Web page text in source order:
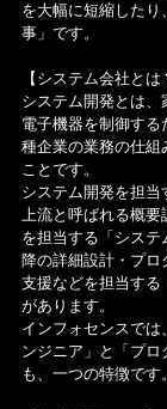
を大幅に短縮した
事」です。
【システム会社とは
システム開発とは
電子機器を制御す
種企業の業務の仕組
ことです。
システム開発を担
上流と呼ばれる概要
を担当する「シス
降の詳細設計・プロ
支援などを担当する
があります。
インフォセンスでは
ンジニア」と「プ
も、一つの特徴です。